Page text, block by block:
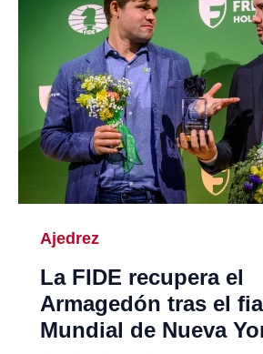
Ajedrez
La FIDE recupera el
Armagedón tras el
Mundial de Nueva